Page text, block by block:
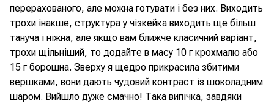
перерахованого, але можна готувати і без них. Виходить
трохи інакше, структура у чізкейка виходить ще більш
тануча і ніжна, але якщо вам ближче класичний варіант,
трохи щільніший, то додайте в масу 10 г крохмалю або
15 г борошна. Зверху я щедро прикрасила збитими
вершками, вони дають чудовий контраст із шоколадним
шаром. Вийшло дуже смачно! Така випічка, завдяки